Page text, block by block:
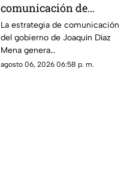
comunicación de
Joaquín Díaz Mena
cuestiona libertad de
expresión en Yucatán
La estrategia de comunicación
del gobierno de Joaquín Díaz
Mena genera
cuestionamientos entre
agosto 06, 2026 06:58 p. m.